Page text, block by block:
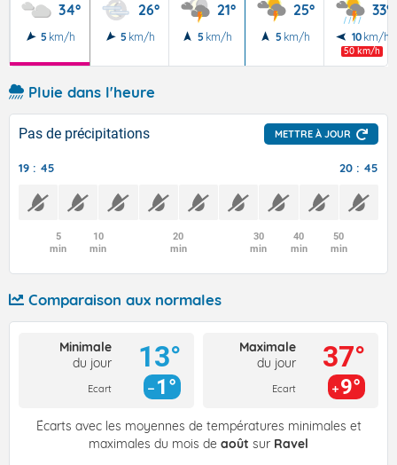
34°
5 km/h
26°
5 km/h
21°
5 km/h
25°
5 km/h
33°
10 km/h
50 km/h
Pluie dans l'heure
Pas de précipitations METTRE À JOUR
19 : 45 20 : 45
5
min
10
min
20
min
30
min
40
min
50
min
Comparaison aux normales
Minimale
du jour
Ecart
13°
1°
Maximale
du jour
Ecart
37°
9°
Écarts avec les moyennes de températures minimales et
maximales du mois de août sur Ravel